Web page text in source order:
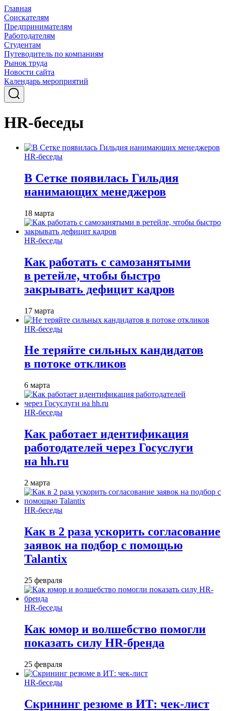
Главная
Соискателям
Предпринимателям
Работодателям
Студентам
Путеводитель по компаниям
Рынок труда
Новости сайта
Календарь мероприятий
HR-беседы
HR-беседы
В Сетке появилась Гильдия
нанимающих менеджеров
18 марта
HR-беседы
Как работать с самозанятыми
в ретейле, чтобы быстро
закрывать дефицит кадров
17 марта
HR-беседы
Не теряйте сильных кандидатов
в потоке откликов
6 марта
HR-беседы
Как работает идентификация
работодателей через Госуслуги
на hh.ru
2 марта
HR-беседы
Как в 2 раза ускорить согласование
заявок на подбор с помощью
Talantix
25 февраля
HR-беседы
Как юмор и волшебство помогли
показать силу HR-бренда
25 февраля
HR-беседы
Скрининг резюме в ИТ: чек-лист